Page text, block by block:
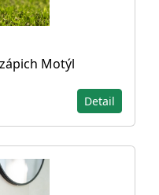
Motýl
Detail